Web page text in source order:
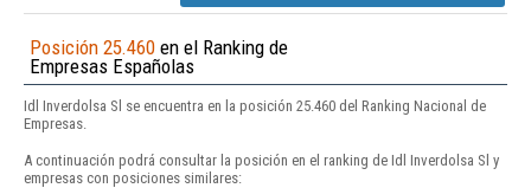
Posición 25.460 en el Ranking de
Empresas Españolas
Idl Inverdolsa Sl se encuentra en la posición 25.460 del Ranking Nacional de
Empresas.
A continuación podrá consultar la posición en el ranking de Idl Inverdolsa Sl y
empresas con posiciones similares: